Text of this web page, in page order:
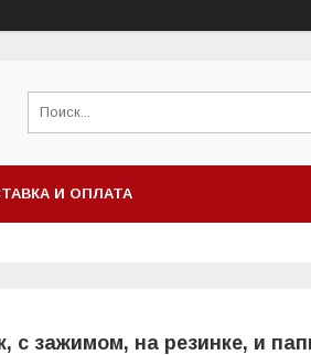
И ОПЛАТА
с зажимом, на резинке, и